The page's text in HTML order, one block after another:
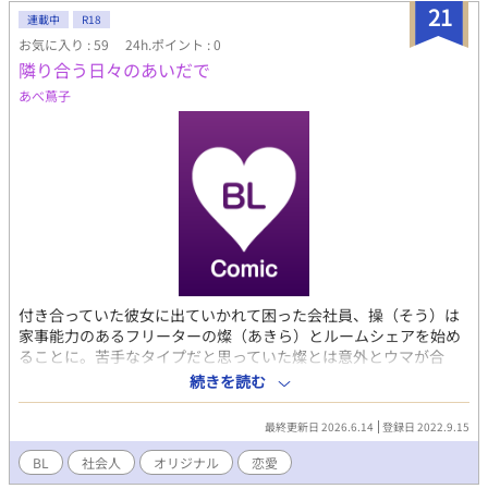
21
連載中 R18
お気に入り : 59 24h.ポイント : 0
隣り合う日々のあいだで
あべ蔦子
付き合っていた彼女に出ていかれて困った会社員、操（そう）は
家事能力のあるフリーターの燦（あきら）とルームシェアを始め
ることに。苦手なタイプだと思っていた燦とは意外とウマが合
い、いつまでもこの理想的な生活が続けばいいと思うようになる
が…
続きを読む
最終更新日 2026.6.14 登録日 2022.9.15
BL 社会人 オリジナル 恋愛